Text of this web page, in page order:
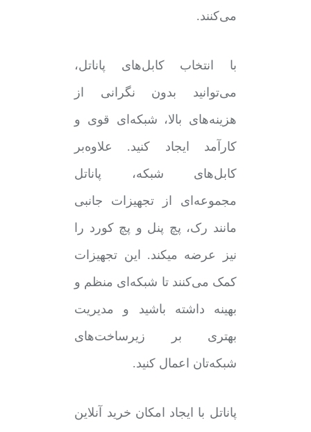
می‌کنند.
با انتخاب کابل‌های پاناتل،
می‌توانید بدون نگرانی از
هزینه‌های بالا، شبکه‌ای قوی و
کارآمد ایجاد کنید. علاوه‌بر
کابل‌های شبکه، پاناتل
مجموعه‌ای از تجهیزات جانبی
مانند رک، پچ پنل و پچ کورد را
نیز عرضه میکند. این تجهیزات
کمک می‌کنند تا شبکه‌ای منظم و
بهینه داشته باشید و مدیریت
بهتری بر زیرساخت‌های
شبکه‌تان اعمال کنید.
پاناتل با ایجاد امکان خرید آنلاین